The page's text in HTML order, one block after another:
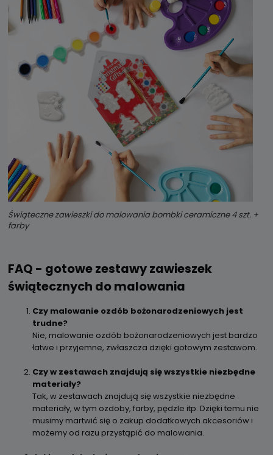
Świąteczne zawieszki do malowania bombki ceramiczne 4 szt. +
farby
FAQ - gotowe zestawy zawieszek
świątecznych do malowania
Czy malowanie ozdób bożonarodzeniowych jest
trudne?
Nie, malowanie ozdób bożonarodzeniowych jest bardzo
łatwe i przyjemne, zwłaszcza dzięki gotowym zestawom.
Czy w zestawach znajdują się wszystkie niezbędne
materiały?
Tak, w zestawach znajdują się wszystkie niezbędne
materiały, w tym ozdoby, farby, pędzle itp. Dzięki temu nie
musimy martwić się o zakup dodatkowych akcesoriów i
możemy od razu przystąpić do malowania.